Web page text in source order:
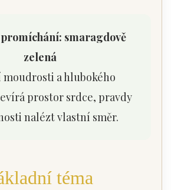
smaragdově
zelená
moudrosti a hlubokého
prostor srdce, pravdy
nalézt vlastní směr.
téma